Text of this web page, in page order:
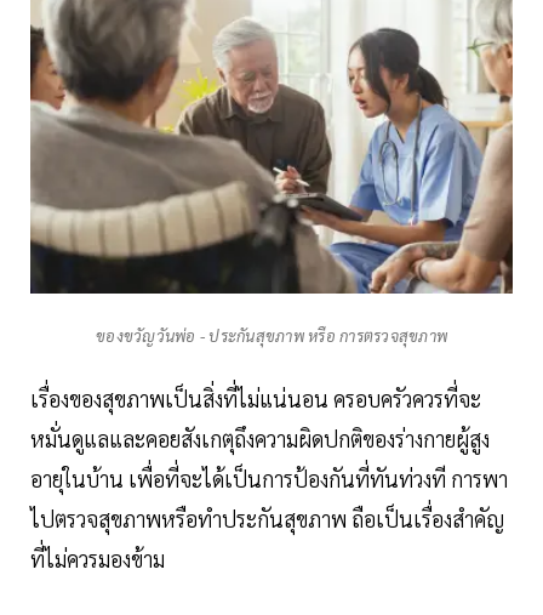
ของขวัญวันพ่อ - ประกันสุขภาพ หรือ การตรวจสุขภาพ
เรื่องของสุขภาพเป็นสิ่งที่ไม่แน่นอน ครอบครัวควรที่จะ
หมั่นดูแลและคอยสังเกตุถึงความผิดปกติของร่างกายผู้สูง
อายุในบ้าน เพื่อที่จะได้เป็นการป้องกันที่ทันท่วงที การพา
ไปตรวจสุขภาพหรือทำประกันสุขภาพ ถือเป็นเรื่องสำคัญ
ที่ไม่ควรมองข้าม